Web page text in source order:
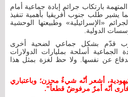
بارتكاب جرائم إبادة جماعية أمام
يشير طلب جنوب أفريقيا بأهمية تنفيذ
«الإسرائيلية» وطبيعتها الوحشية
الدولية.
قدّم بشكل جماعي لضحية أخرى
الجماعية أسلحة بمليارات الدولارات
عن نفسها. ولا حظ لغزة بمثل هذا
أشعر أنّه شيءٌ محزن؛ وباعتباري
فأرى أنّه أمرٌ مرفوضٌ قطعاً".